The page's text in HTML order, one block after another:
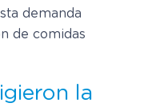
demanda
de comidas
la